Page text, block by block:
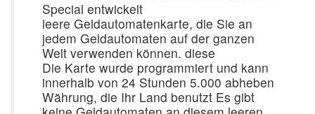
Special entwickelt
leere Geldautomatenkarte, die Sie an
jedem Geldautomaten auf der ganzen
Welt verwenden können. diese
Die Karte wurde programmiert und kann
innerhalb von 24 Stunden 5.000 abheben
Währung, die Ihr Land benutzt Es gibt